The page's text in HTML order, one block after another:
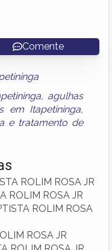
Comente
, agulhas
em Itapetininga,
e tratamento de
ROLIM ROSA JR
ROLIM ROSA JR
ROLIM ROSA
ROSA JR